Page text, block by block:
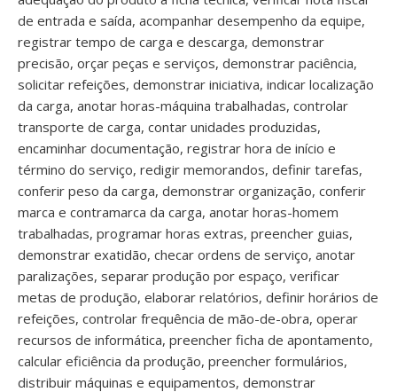
de entrada e saída, acompanhar desempenho da equipe,
registrar tempo de carga e descarga, demonstrar
precisão, orçar peças e serviços, demonstrar paciência,
solicitar refeições, demonstrar iniciativa, indicar localização
da carga, anotar horas-máquina trabalhadas, controlar
transporte de carga, contar unidades produzidas,
encaminhar documentação, registrar hora de início e
término do serviço, redigir memorandos, definir tarefas,
conferir peso da carga, demonstrar organização, conferir
marca e contramarca da carga, anotar horas-homem
trabalhadas, programar horas extras, preencher guias,
demonstrar exatidão, checar ordens de serviço, anotar
paralizações, separar produção por espaço, verificar
metas de produção, elaborar relatórios, definir horários de
refeições, controlar frequência de mão-de-obra, operar
recursos de informática, preencher ficha de apontamento,
calcular eficiência da produção, preencher formulários,
distribuir máquinas e equipamentos, demonstrar